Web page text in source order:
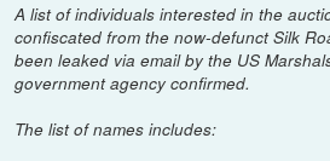
A list of individuals interested in the
confiscated from the now-defunct Silk
been leaked via email by the US
government agency confirmed.
The list of names includes: